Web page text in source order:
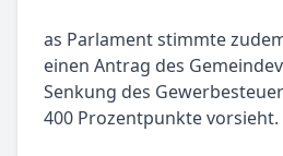
as Parlament stimmte
einen Antrag des
Senkung des
400 Prozentpunkte vorsieht.